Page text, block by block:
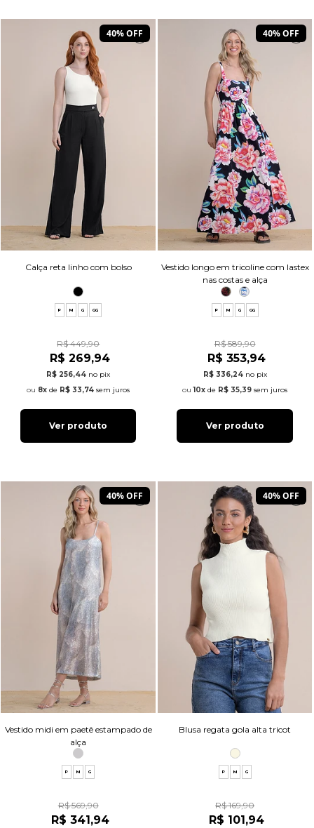
40% OFF
Calça reta linho com bolso
P M G GG
R$ 449,90
R$ 269,94
R$ 256,44 no pix
8x de R$ 33,74 sem juros
Ver produto
40% OFF
Vestido longo em tricoline com lastex
nas costas e alça
P M G GG
R$ 589,90
R$ 353,94
R$ 336,24 no pix
10x de R$ 35,39 sem juros
Ver produto
40% OFF
Vestido midi em paetê estampado de
alça
P M G
R$ 569,90
R$ 341,94
40% OFF
Blusa regata gola alta tricot
P M G
R$ 169,90
R$ 101,94